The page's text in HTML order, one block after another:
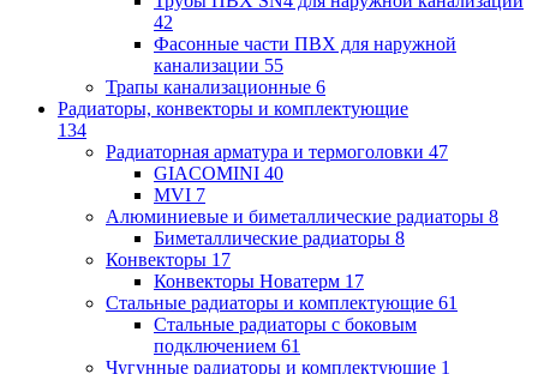
42
Фасонные части ПВХ для наружной
канализации 55
Трапы канализационные 6
Радиаторы, конвекторы и комплектующие
134
Радиаторная арматура и термоголовки 47
GIACOMINI 40
MVI 7
Алюминиевые и биметаллические радиаторы 8
Биметаллические радиаторы 8
Конвекторы 17
Конвекторы Новатерм 17
Стальные радиаторы и комплектующие 61
Стальные радиаторы с боковым
подключением 61
Чугунные радиаторы и комплектующие 1